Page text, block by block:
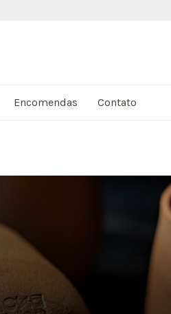
Encomendas Contato